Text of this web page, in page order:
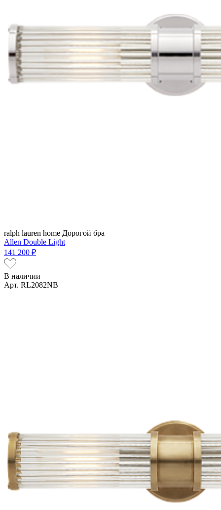
ralph lauren home Дорогой бра
Allen Double Light
141 200 ₽
В наличии
Арт. RL2082NB